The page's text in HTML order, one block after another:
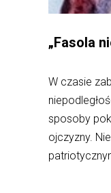
„Fasola
W czasie
sposoby
ojczyzny.